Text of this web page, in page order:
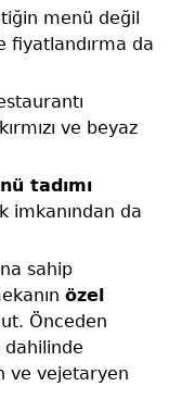
menü değil
fiyatlandırma da
ve beyaz
tadımı
imkanından da
sahip
özel
Önceden
dahilinde
ve vejetaryen